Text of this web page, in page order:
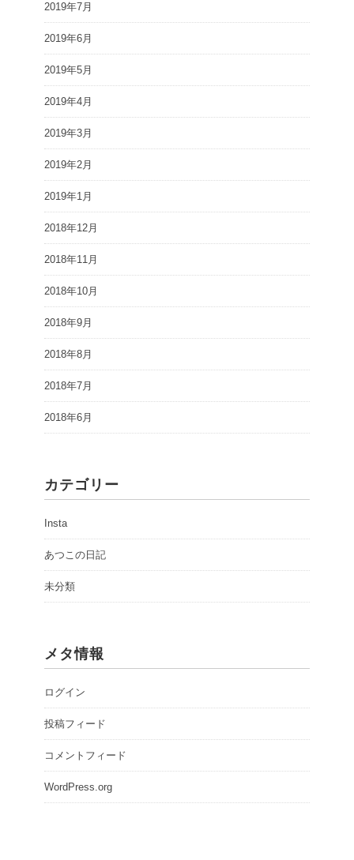
2019年7月
2019年6月
2019年5月
2019年4月
2019年3月
2019年2月
2019年1月
2018年12月
2018年11月
2018年10月
2018年9月
2018年8月
2018年7月
2018年6月
カテゴリー
Insta
あつこの日記
未分類
メタ情報
ログイン
投稿フィード
コメントフィード
WordPress.org